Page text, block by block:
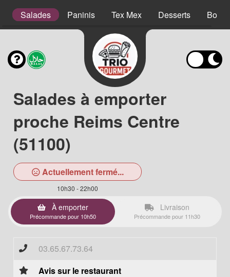
Salades Paninis Tex Mex Desserts
Salades à emporter
proche Reims Centre
(51100)
Actuellement fermé...
10h30 - 22h00
À emporter
Précommande pour 10h50
Livraison
Précommande pour 11h30
03.65.67.73.64
Avis sur le restaurant